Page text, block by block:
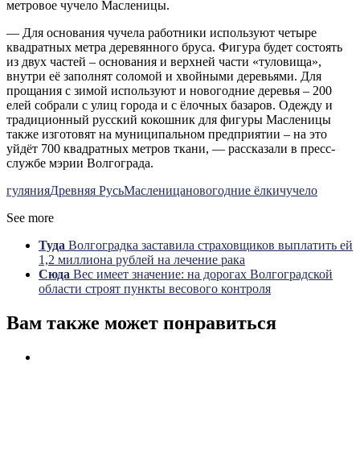
метровое чучело Масленицы.
— Для основания чучела работники используют четыре
квадратных метра деревянного бруса. Фигура будет состоять
из двух частей – основания и верхней части «туловища»,
внутри её заполнят соломой и хвойными деревьями. Для
прощания с зимой используют и новогодние деревья – 200
елей собрали с улиц города и с ёлочных базаров. Одежду и
традиционный русский кокошник для фигуры Масленицы
также изготовят на муниципальном предприятии – на это
уйдёт 700 квадратных метров ткани, — рассказали в пресс-
службе мэрии Волгограда.
гулянияДревняя РусьМасленицановогодние ёлкичучело
See more
Туда Волгоградка заставила страховщиков выплатить ей
1,2 миллиона рублей на лечение рака
Сюда Вес имеет значение: на дорогах Волгоградской
области строят пункты весового контроля
Вам также может понравиться